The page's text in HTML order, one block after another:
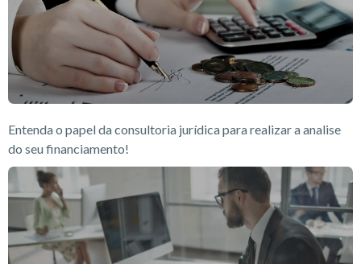
Entenda o papel da consultoria jurídica para realizar a analise
do seu financiamento!